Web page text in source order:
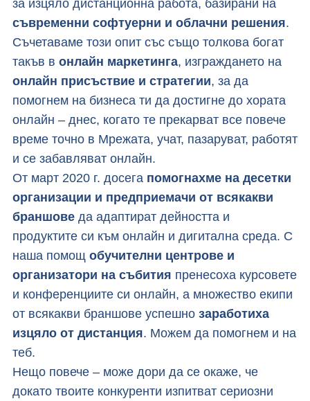
за изцяло дистанционна работа, базирани на
съвременни софтуерни и облачни решения.
Съчетаваме този опит със също толкова богат
такъв в онлайн маркетинга, изграждането на
онлайн присъствие и стратегии, за да
помогнем на бизнеса ти да достигне до хората
онлайн – днес, когато те прекарват все повече
време точно в Мрежата, учат, пазаруват, работят
и се забавляват онлайн.
От март 2020 г. досега помогнахме на десетки
организации и предприемачи от всякакви
браншове да адаптират дейността и
продуктите си към онлайн и дигитална среда. С
наша помощ обучителни центрове и
организатори на събития пренесоха курсовете
и конференциите си онлайн, а множество екипи
от всякакви браншове успешно заработиха
изцяло от дистанция. Можем да помогнем и на
теб.
Нещо повече – може дори да се окаже, че
докато твоите конкуренти изпитват сериозни